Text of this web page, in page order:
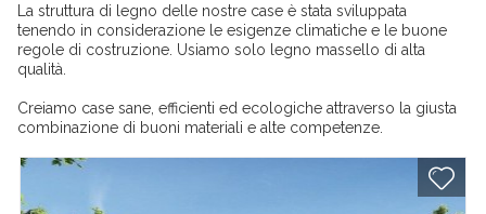
La struttura di legno delle nostre case è stata sviluppata
tenendo in considerazione le esigenze climatiche e le buone
regole di costruzione. Usiamo solo legno massello di alta
qualità.
Creiamo case sane, efficienti ed ecologiche attraverso la giusta
combinazione di buoni materiali e alte competenze.